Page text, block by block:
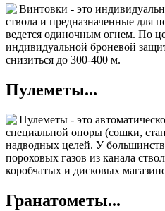
Винтовки - это
ствола и предназначенные для
ведется одиночным огнем. По
индивидуальной броневой
снизиться до 300-400 м.
Пулеметы...
Пулеметы - это
специальной опоры (сошки,
надводных целей. У
пороховых газов из канала
коробчатых и дисковых
Гранатометы...